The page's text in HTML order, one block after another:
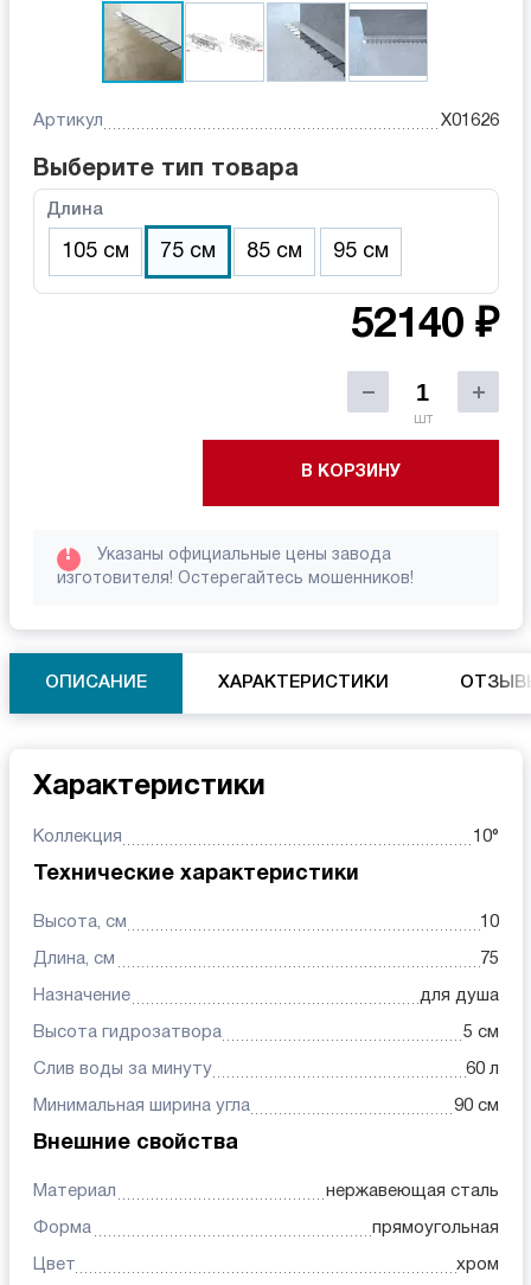
Артикул X01626
Выберите тип товара
Длина
105 см 75 см 85 см 95 см
52140 ₽
шт
В КОРЗИНУ
!
Указаны официальные цены завода
изготовителя! Остерегайтесь мошенников!
ОПИСАНИЕ ХАРАКТЕРИСТИКИ
Характеристики
Коллекция 10°
Технические характеристики
Высота, см 10
Длина, см 75
Назначение для душа
Высота гидрозатвора 5 см
Слив воды за минуту 60 л
Минимальная ширина угла 90 см
Внешние свойства
Материал нержавеющая сталь
Форма прямоугольная
Цвет хром